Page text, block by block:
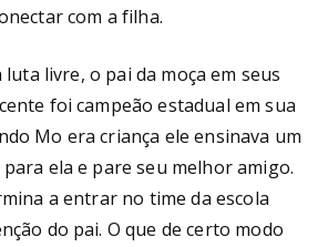
com a filha.
livre, o pai da moça em seus
foi campeão estadual em sua
Mo era criança ele ensinava um
ela e pare seu melhor amigo.
a entrar no time da escola
do pai. O que de certo modo